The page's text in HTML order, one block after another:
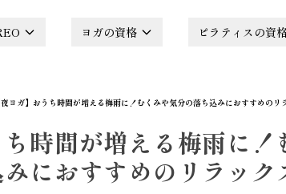
ヨガの資格 ピラティスの資
夜ヨガ】おうち時間が増える梅雨に！むくみや気分の落ち込みにおすすめのリ
ち時間が増える梅雨に！
におすすめのリラック